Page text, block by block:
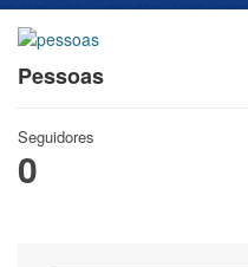
Pessoas
Seguidores
0